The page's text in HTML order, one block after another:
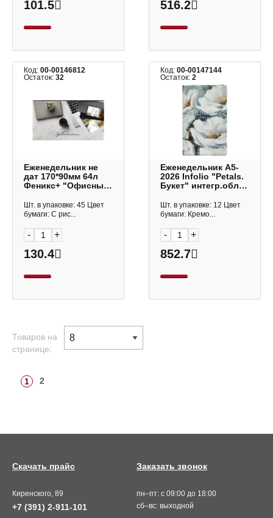
101.5 516.2
Код: 00-00146812
Остаток: 32
Еженедельник не
дат 170*90мм 64л
Феникс+ "Офисный
картон 68073
Шт. в упаковке: 45 Цвет
бумаги: С рис...
- +
130.4
Код:00-00147144
Остаток:2
Еженедельник А5-
2026 Infolio "Petals.
Букет" интегр.обл.,
I1788/bouquet
Шт. в упаковке: 12 Цвет
бумаги: Кремо...
- +
852.7
Товаров на
странице:
1 2
Киренского, 89
+7 (391) 2-911-101
пн–пт: с 09:00 до 18:00
сб–вс: выходной
Заказать звонок
Скачать прайс